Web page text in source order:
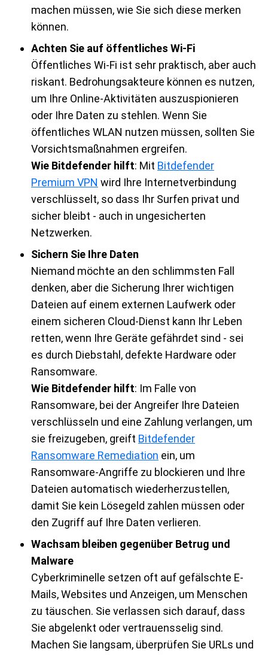
machen müssen, wie Sie sich diese merken
können.
Achten Sie auf öffentliches Wi-Fi
Öffentliches Wi-Fi ist sehr praktisch, aber auch
riskant. Bedrohungsakteure können es nutzen,
um Ihre Online-Aktivitäten auszuspionieren
oder Ihre Daten zu stehlen. Wenn Sie
öffentliches WLAN nutzen müssen, sollten Sie
Vorsichtsmaßnahmen ergreifen.
Wie Bitdefender hilft: Mit Bitdefender
Premium VPN wird Ihre Internetverbindung
verschlüsselt, so dass Ihr Surfen privat und
sicher bleibt - auch in ungesicherten
Netzwerken.
Sichern Sie Ihre Daten
Niemand möchte an den schlimmsten Fall
denken, aber die Sicherung Ihrer wichtigen
Dateien auf einem externen Laufwerk oder
einem sicheren Cloud-Dienst kann Ihr Leben
retten, wenn Ihre Geräte gefährdet sind - sei
es durch Diebstahl, defekte Hardware oder
Ransomware.
Wie Bitdefender hilft: Im Falle von
Ransomware, bei der Angreifer Ihre Dateien
verschlüsseln und eine Zahlung verlangen, um
sie freizugeben, greift Bitdefender
Ransomware Remediation ein, um
Ransomware-Angriffe zu blockieren und Ihre
Dateien automatisch wiederherzustellen,
damit Sie kein Lösegeld zahlen müssen oder
den Zugriff auf Ihre Daten verlieren.
Wachsam bleiben gegenüber Betrug und
Malware
Cyberkriminelle setzen oft auf gefälschte E-
Mails, Websites und Anzeigen, um Menschen
zu täuschen. Sie verlassen sich darauf, dass
Sie abgelenkt oder vertrauensselig sind.
Machen Sie langsam, überprüfen Sie URLs und